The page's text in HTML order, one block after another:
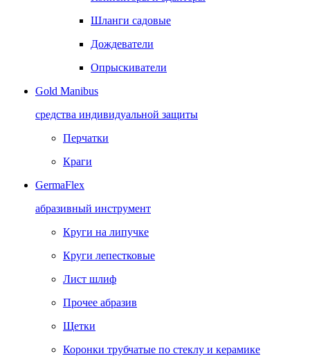
Шланги садовые
Дождеватели
Опрыскиватели
Gold Manibus
средства индивидуальной защиты
Перчатки
Краги
GermaFlex
абразивный инструмент
Круги на липучке
Круги лепестковые
Лист шлиф
Прочее абразив
Щетки
Коронки трубчатые по стеклу и керамике